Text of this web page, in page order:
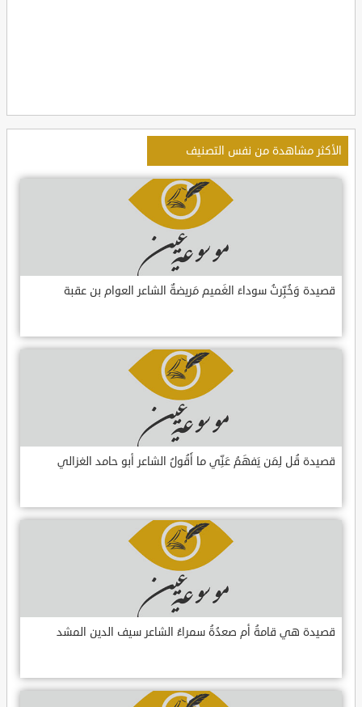
الأكثر مشاهدة من نفس التصنيف
قصيدة وَخُبِّرتُ سوداءَ الغَميم مَريضةٌ الشاعر العوام بن عقبة
قصيدة قُل لِمَن يَفهَمُ عَنِّي ما أَقُولُ الشاعر أبو حامد الغزالي
قصيدة هي قامةُ أم صعدُةُ سمراءُ الشاعر سيف الدين المشد